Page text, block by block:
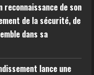
reconnaissance de son
de la sécurité, de
dans sa
lance une